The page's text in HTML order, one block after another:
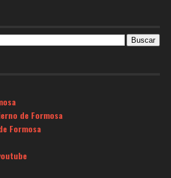
de Formosa
Formosa